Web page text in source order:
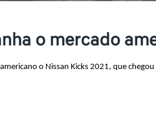
o mercado
o Nissan Kicks 2021, que